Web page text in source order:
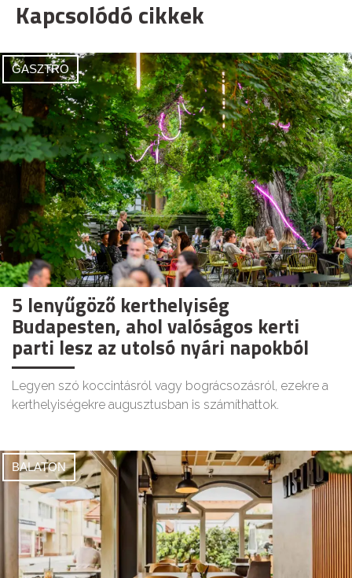
Kapcsolódó cikkek
GASZTRO
5 lenyűgöző kerthelyiség
Budapesten, ahol valóságos kerti
parti lesz az utolsó nyári napokból
Legyen szó koccintásról vagy bográcsozásról, ezekre a
kerthelyiségekre augusztusban is számíthattok.
BALATON